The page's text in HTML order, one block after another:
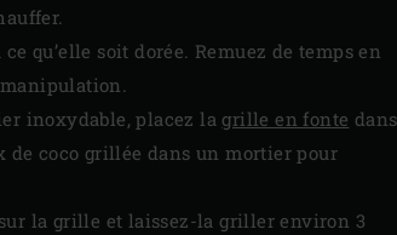
qu’elle soit dorée. Remuez de temps en
inoxydable, placez la grille en fonte dans
de coco grillée dans un mortier pour
la grille et laissez-la griller environ 3